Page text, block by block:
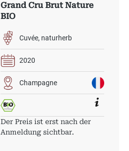
Grand Cru Brut Nature
BIO
Cuvée naturherb
2020
Champagne
Der Preis ist erst nach der
Anmeldung sichtbar.